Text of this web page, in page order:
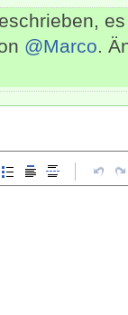
@Marco.